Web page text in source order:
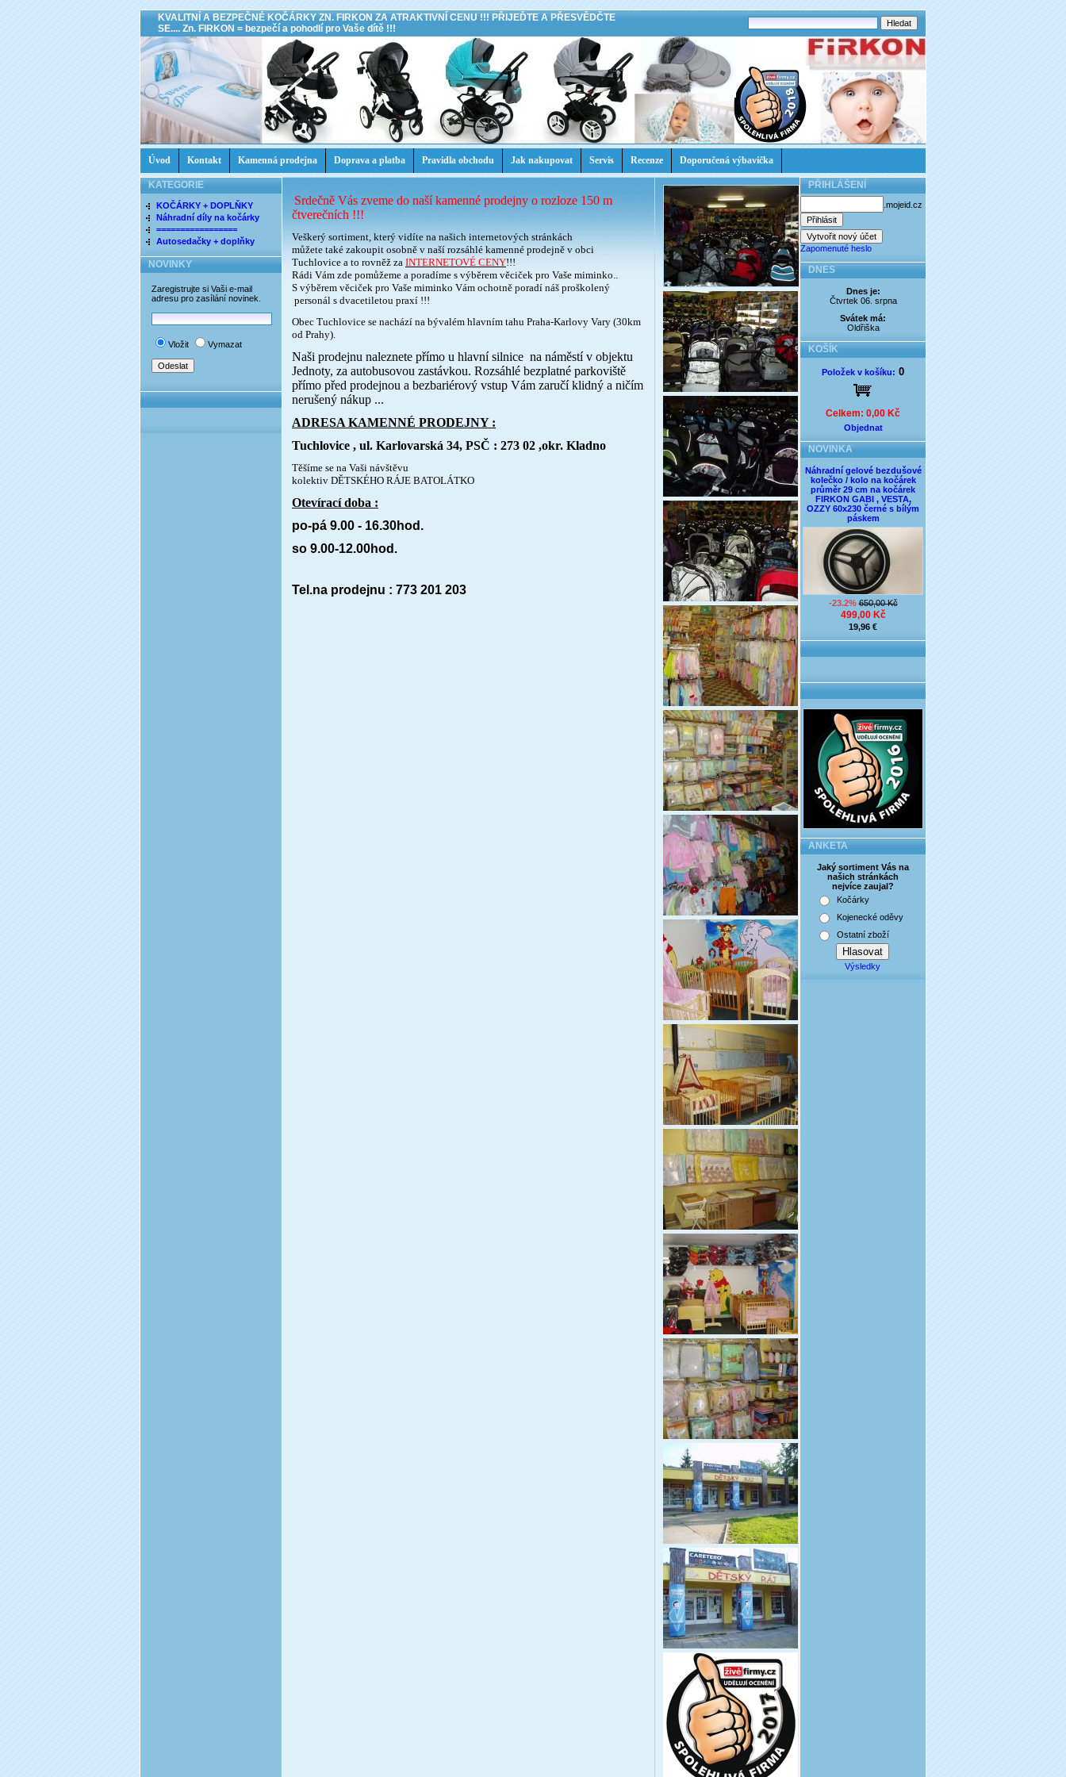
KVALITNÍ A BEZPEČNÉ KOČÁRKY ZN. FIRKON ZA ATRAKTIVNÍ CENU !!! PŘIJEĎTE A PŘESVĚDČTE
SE.... Zn. FIRKON = bezpečí a pohodlí pro Vaše dítě !!!
Úvod Kontakt Kamenná prodejna Doprava a platba Pravidla obchodu Jak nakupovat Servis Recenze Doporučená výbavička
KATEGORIE
KOČÁRKY + DOPLŇKY
Náhradní díly na kočárky
=================
Autosedačky + doplňky
NOVINKY
Zaregistrujte si Vaši e-mail
adresu pro zasílání novinek.
Vložit Vymazat
Srdečně Vás zveme do naší kamenné prodejny o rozloze 150 m
čtverečních !!!
Veškerý sortiment, který vidíte na našich internetových stránkách
můžete také zakoupit osobně v naší rozsáhlé kamenné prodejně v obci
Tuchlovice a to rovněž za INTERNETOVÉ CENY!!!
Rádi Vám zde pomůžeme a poradíme s výběrem věciček pro Vaše miminko..
S výběrem věciček pro Vaše miminko Vám ochotně poradí náš proškolený
personál s dvacetiletou praxí !!!
Obec Tuchlovice se nachází na bývalém hlavním tahu Praha-Karlovy Vary (30km
od Prahy).
Naši prodejnu naleznete přímo u hlavní silnice na náměstí v objektu
Jednoty, za autobusovou zastávkou. Rozsáhlé bezplatné parkoviště
přímo před prodejnou a bezbariérový vstup Vám zaručí klidný a ničím
nerušený nákup ...
ADRESA KAMENNÉ PRODEJNY :
Tuchlovice , ul. Karlovarská 34, PSČ : 273 02 ,okr. Kladno
Těšíme se na Vaši návštěvu
kolektiv DĚTSKÉHO RÁJE BATOLÁTKO
Otevírací doba :
po-pá 9.00 - 16.30hod.
so 9.00-12.00hod.
Tel.na prodejnu : 773 201 203
PŘIHLÁŠENÍ
.mojeid.cz
Zapomenuté heslo
DNES
Dnes je:
Čtvrtek 06. srpna
Svátek má:
Oldřiška
KOŠÍK
Položek v košíku: 0
Celkem: 0,00 Kč
Objednat
NOVINKA
Náhradní gelové bezdušové
kolečko / kolo na kočárek
průměr 29 cm na kočárek
FIRKON GABI , VESTA,
OZZY 60x230 černé s bílým
páskem
-23.2%650,00 Kč
499,00 Kč
19,96 €
ANKETA
Jaký sortiment Vás na
našich stránkách
nejvíce zaujal?
Kočárky
Kojenecké oděvy
Ostatní zboží
Výsledky